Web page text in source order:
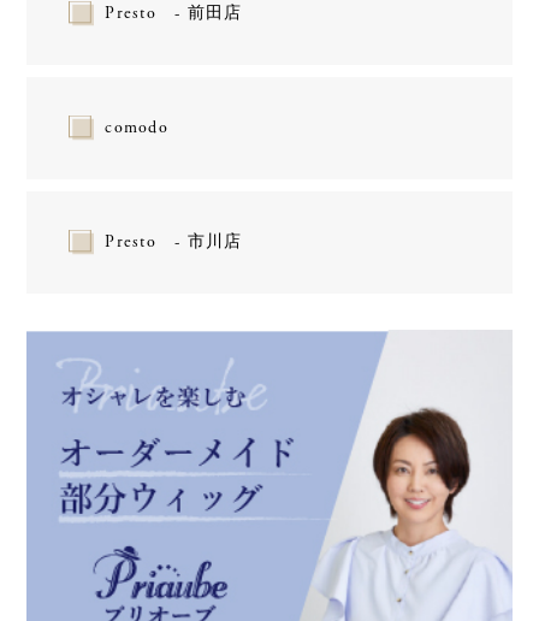
Presto - 前田店
comodo
Presto - 市川店